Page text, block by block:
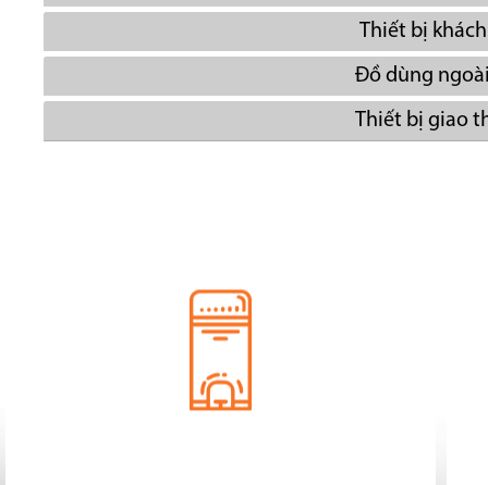
Thiết bị
Đồ dùng
Thiết bị giao